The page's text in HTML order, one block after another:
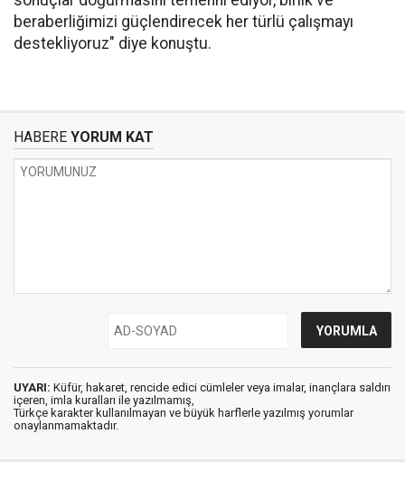
beraberliğimizi güçlendirecek her türlü çalışmayı
destekliyoruz" diye konuştu.
HABERE YORUM KAT
UYARI: Küfür, hakaret, rencide edici cümleler veya imalar, inançlara saldırı
içeren, imla kuralları ile yazılmamış,
Türkçe karakter kullanılmayan ve büyük harflerle yazılmış yorumlar
onaylanmamaktadır.